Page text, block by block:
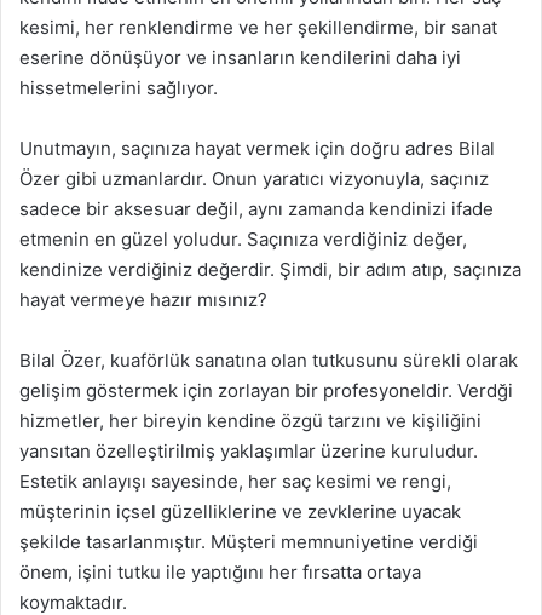
kesimi, her renklendirme ve her şekillendirme, bir sanat
eserine dönüşüyor ve insanların kendilerini daha iyi
hissetmelerini sağlıyor.
Unutmayın, saçınıza hayat vermek için doğru adres Bilal
Özer gibi uzmanlardır. Onun yaratıcı vizyonuyla, saçınız
sadece bir aksesuar değil, aynı zamanda kendinizi ifade
etmenin en güzel yoludur. Saçınıza verdiğiniz değer,
kendinize verdiğiniz değerdir. Şimdi, bir adım atıp, saçınıza
hayat vermeye hazır mısınız?
Bilal Özer, kuaförlük sanatına olan tutkusunu sürekli olarak
gelişim göstermek için zorlayan bir profesyoneldir. Verdği
hizmetler, her bireyin kendine özgü tarzını ve kişiliğini
yansıtan özelleştirilmiş yaklaşımlar üzerine kuruludur.
Estetik anlayışı sayesinde, her saç kesimi ve rengi,
müşterinin içsel güzelliklerine ve zevklerine uyacak
şekilde tasarlanmıştır. Müşteri memnuniyetine verdiği
önem, işini tutku ile yaptığını her fırsatta ortaya
koymaktadır.